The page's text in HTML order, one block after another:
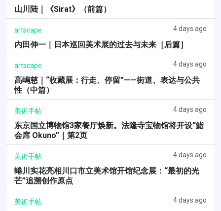
山川陆｜《Sirat》（前篇）
artscape 4 days ago
内田伸一｜日本巡回美术展的过去与未来［后篇］
artscape 4 days ago
高嶋慈｜“收藏展：行走、停留”——街道、表达与公共
性（中篇）
美術手帖 4 days ago
东京国立博物馆3家餐厅焕新。法隆寺宝物馆将开设“鮨
会席 Okuno”｜第2页
美術手帖 4 days ago
蜷川实花亮相川口市立美术馆开馆纪念展：“最初的光
芒”追溯创作原点
美術手帖 4 days ago